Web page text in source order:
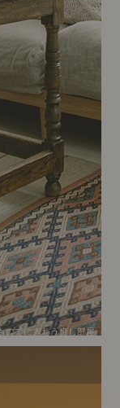
のでにぎわう癒し部屋